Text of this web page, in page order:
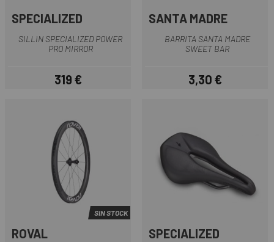
SPECIALIZED
SILLIN SPECIALIZED POWER
PRO MIRROR
Precio
319 €
SANTA MADRE
BARRITA SANTA MADRE
SWEET BAR
Precio
3,30 €
SIN STOCK
ROVAL SPECIALIZED